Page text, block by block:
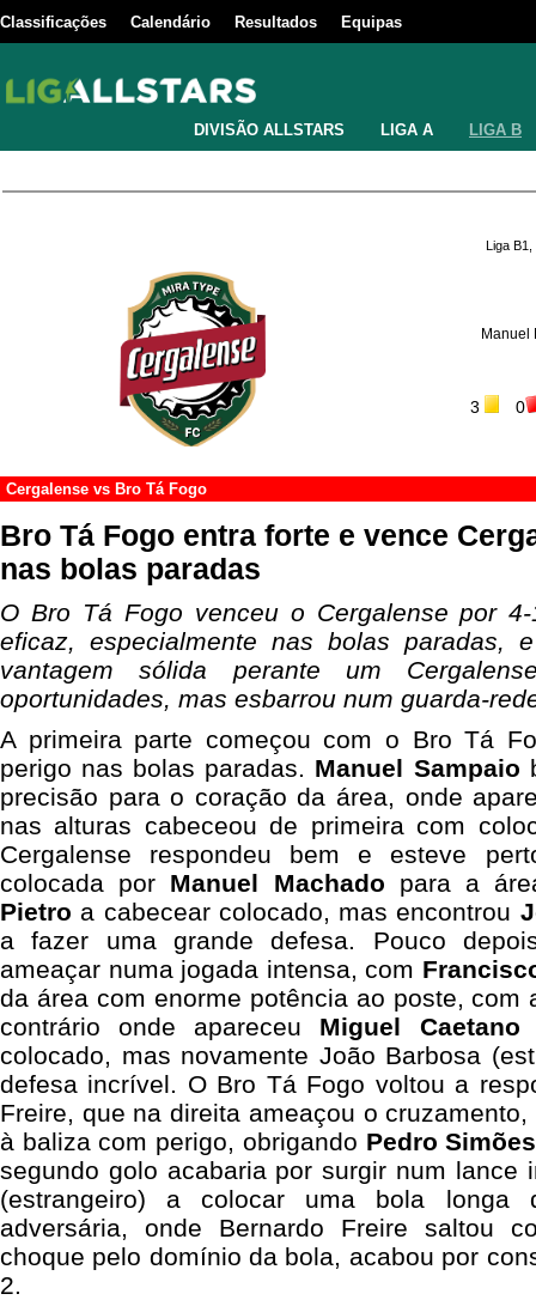
Classificações Calendário Resultados Equipas
DIVISÃO ALLSTARS LIGA A LIGA B
Liga B1,
Manuel
3 0
Cergalense vs Bro Tá Fogo
Bro Tá Fogo entra forte e vence
nas bolas paradas
O Bro Tá Fogo venceu o Cergalense por
eficaz, especialmente nas bolas paradas,
vantagem sólida perante um
oportunidades, mas esbarrou num guarda-
A primeira parte começou com o Bro Tá
perigo nas bolas paradas. Manuel Sampaio
precisão para o coração da área, onde
nas alturas cabeceou de primeira com
Cergalense respondeu bem e esteve
colocada por Manuel Machado para a
Pietro a cabecear colocado, mas encontrou
a fazer uma grande defesa. Pouco
ameaçar numa jogada intensa, com
da área com enorme potência ao poste, com
contrário onde apareceu Miguel Caetano
colocado, mas novamente João Barbosa
defesa incrível. O Bro Tá Fogo voltou a
Freire, que na direita ameaçou o
à baliza com perigo, obrigando Pedro Simões
segundo golo acabaria por surgir num lance
(estrangeiro) a colocar uma bola longa
adversária, onde Bernardo Freire saltou
choque pelo domínio da bola, acabou por
2.